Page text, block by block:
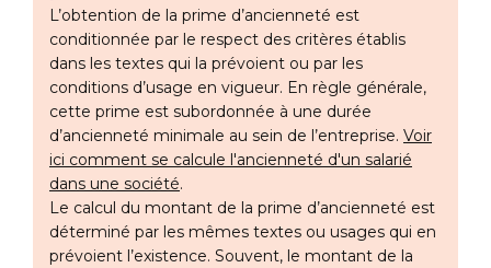
L’obtention de la prime d’ancienneté est
conditionnée par le respect des critères établis
dans les textes qui la prévoient ou par les
conditions d’usage en vigueur. En règle générale,
cette prime est subordonnée à une durée
d’ancienneté minimale au sein de l’entreprise. Voir
ici comment se calcule l'ancienneté d'un salarié
dans une société.
Le calcul du montant de la prime d’ancienneté est
déterminé par les mêmes textes ou usages qui en
prévoient l’existence. Souvent, le montant de la